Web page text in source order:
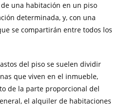
una habitación en un piso
determinada, y, con una
se compartirán entre todos los
del piso se suelen dividir
que viven en el inmueble,
de la parte proporcional del
el alquiler de habitaciones